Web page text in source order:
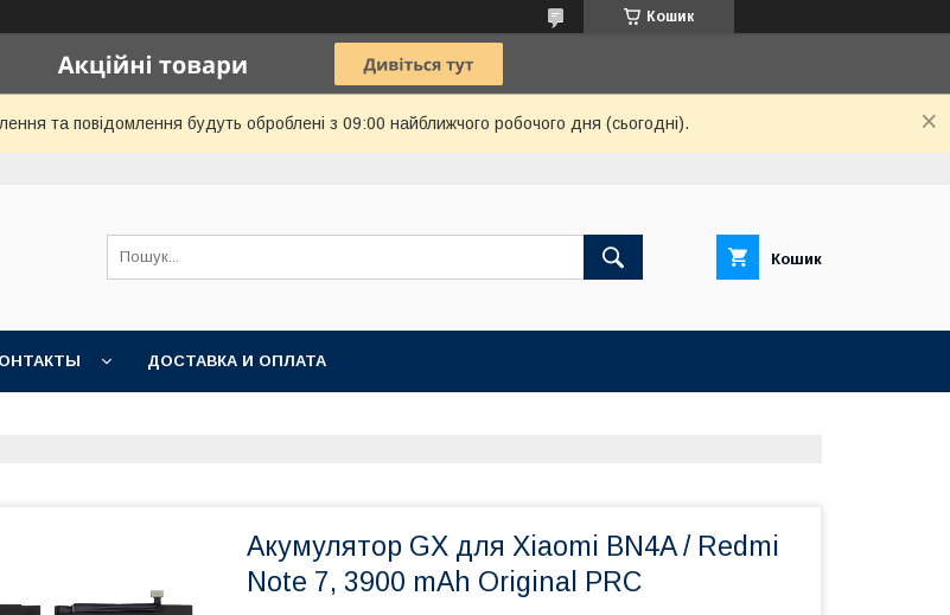
Кошик
та повідомлення будуть оброблені з 09:00 найближчого робочого дня (сьогодні).
Кошик
ДОСТАВКА И ОПЛАТА
Акумулятор GX для Xiaomi BN4A / Redmi
Note 7, 3900 mAh Original PRC